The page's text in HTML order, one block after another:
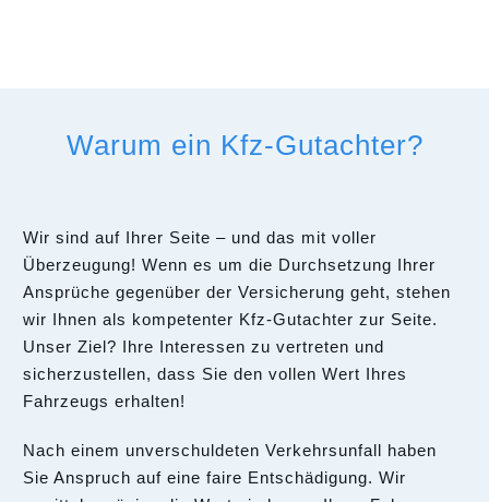
Warum ein Kfz-Gutachter?
Wir sind auf Ihrer Seite – und das mit voller
Überzeugung! Wenn es um die Durchsetzung Ihrer
Ansprüche gegenüber der Versicherung geht, stehen
wir Ihnen als kompetenter Kfz-Gutachter zur Seite.
Unser Ziel? Ihre Interessen zu vertreten und
sicherzustellen, dass Sie den vollen Wert Ihres
Fahrzeugs erhalten!
Nach einem unverschuldeten Verkehrsunfall haben
Sie Anspruch auf eine faire Entschädigung. Wir